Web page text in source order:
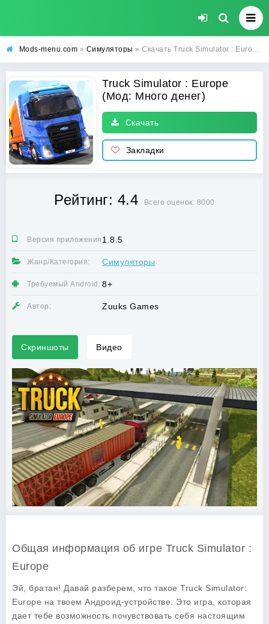
Mods-menu.com » Симуляторы » Скачать Truck Simulator : Europe (Много денег) на Андроид бесплатно
Truck Simulator : Europe
(Мод: Много денег)
Скачать
Закладки
Рейтинг: 4.4 Всего оценок: 8000
Версия приложения:1.8.5
Жанр/Категория: Симуляторы
Требуемый Android: 8+
Автор: Zuuks Games
Скриншоты Видео
Общая информация об игре Truck Simulator :
Europe
Эй, братан! Давай разберем, что такое Truck Simulator:
Europe на твоем Андроид-устройстве. Это игра, которая
дает тебе возможность почувствовать себя настоящим